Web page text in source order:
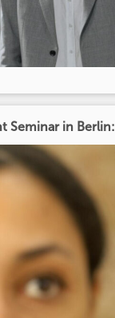
Seminar in